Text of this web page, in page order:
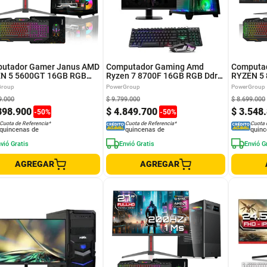
Gamer Janus AMD
5 5600GT 16GB RGB
M.2 Disipador
GOLD Monitor Gamer
Windows Prei
.900 -50%
.000
Cuota de Referencia*
quincenas de
Gratis
AGREGAR
Computador Gaming Amd
Ryzen 7 8700F 16GB RGB Ddr4
500GB SSD RTX 3050 6GB
Preinstalado
PowerGroup
$ 4.849.700 -50%
$ 9.799.000
Cuota de Referencia*
quincenas de
Envió Gratis
AGREGAR
RYZEN 5
16GB
FUENTE
23.8"
PowerGroup
$ 3.548.
$ 8.699.000
Cuota
Envió